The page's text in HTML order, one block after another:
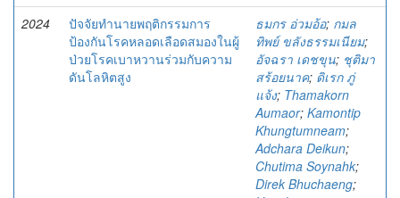
2024
ปัจจัยทํานายพฤติกรรมการ
ป้องกันโรคหลอดเลือดสมองในผู้
ป่วยโรคเบาหวานร่วมกับความ
ดันโลหิตสูง
ธมกร อ่วมอ้อ; กมล
ทิพย์ ขลังธรรมเนียม;
อัจฉรา เดชขุน; ชุติมา
สร้อยนาค; ดิเรก ภู่
แจ้ง; Thamakorn
Aumaor; Kamontip
Khungtumneam;
Adchara Deikun;
Chutima Soynahk;
Direk Bhuchaeng;